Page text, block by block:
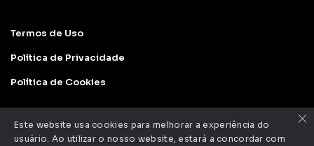
Termos de Uso
Política de Privacidade
Política de Cookies
×
Este website usa cookies para melhorar a experiência do
usuário. Ao utilizar o nosso website, estará a concordar com